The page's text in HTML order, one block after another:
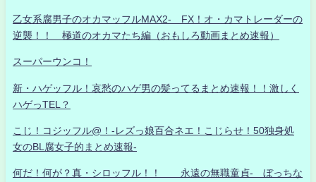
乙女系腐男子のオカマッフルMAX2- FX！オ・カマトレーダーの
逆襲！！ 極道のオカマたち編（おもしろ動画まとめ速報）
スーパーウンコ！
新・ハゲッフル！哀愁のハゲ男の髪ってるまとめ速報！！激しく
ハゲっTEL？
こじ！コジッフル@！-レズっ娘百合ネエ！こじらせ！50独身処
女のBL腐女子的まとめ速報-
何だ！何が？真・シロッフル！！ 永遠の無職童貞- ぼっちな